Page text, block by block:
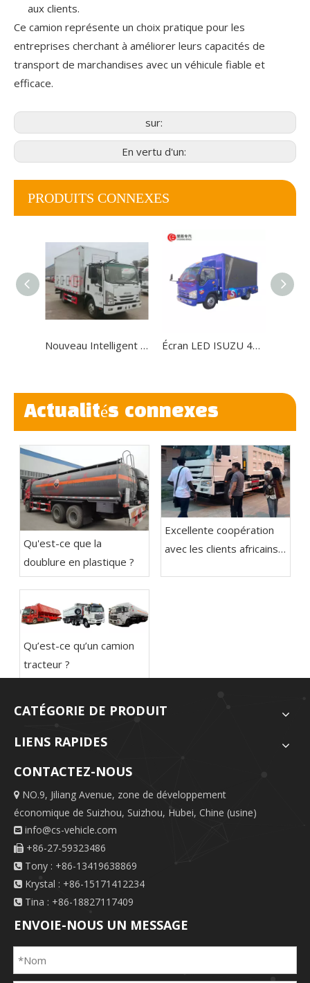
aux clients.
Ce camion représente un choix pratique pour les
entreprises cherchant à améliorer leurs capacités de
transport de marchandises avec un véhicule fiable et
efficace.
sur:
En vertu d'un:
PRODUITS CONNEXES
Nouveau Intelligent Isuzu 5 tonnes Live Baby Chick Old Nick Deliver Deliver Van Cargo Truck à vendre Écran LED ISUZU 4x2 Tamis de publicité mobile Trucks de cargaison légers
Actualités connexes
Qu'est-ce que la
doublure en plastique ?
Excellente coopération
avec les clients africains -
Qu’est-ce qu’un camion
tracteur ?
CATÉGORIE DE PRODUIT
LIENS RAPIDES
CONTACTEZ-NOUS
 NO.9, Jiliang Avenue, zone de développement
économique de Suizhou, Suizhou, Hubei, Chine (usine)
 info@cs-vehicle.com
 +86-27-59323486
 Tony : +86-13419638869
 Krystal : +86-15171412234
 Tina : +86-18827117409
ENVOIE-NOUS UN MESSAGE